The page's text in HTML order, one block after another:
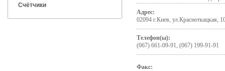
Счётчики
Адрес:
02094 г.Киев, ул.Красноткацкая,
Телефон(ы):
(067) 661-09-91, (067) 199-91-91
Факс: